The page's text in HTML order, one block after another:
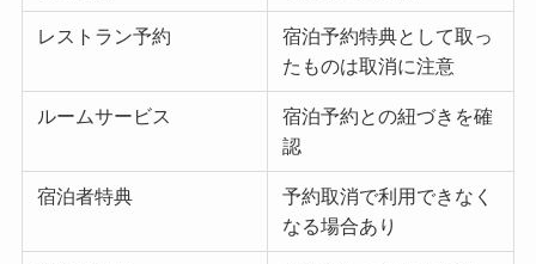
レストラン予約
宿泊予約特典として取っ
たものは取消に注意
ルームサービス
宿泊予約との紐づきを確
認
宿泊者特典
予約取消で利用できなく
なる場合あり